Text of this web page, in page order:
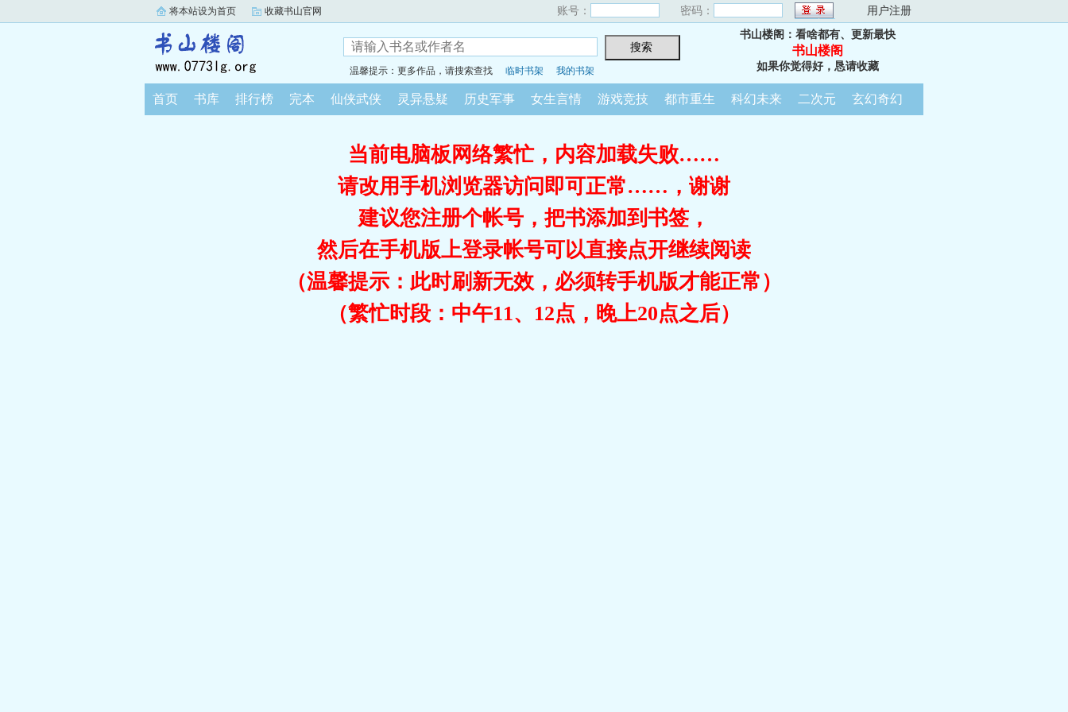
将本站设为首页 收藏书山官网 账号： 密码： 用户注册
温馨提示：更多作品，请搜索查找 临时书架 我的书架
书山楼阁：看啥都有、更新最快
书山楼阁
如果你觉得好，恳请收藏
首页 书库 排行榜 完本 仙侠武侠 灵异悬疑 历史军事 女生言情 游戏竞技 都市重生 科幻未来 二次元 玄幻奇幻
当前电脑板网络繁忙，内容加载失败……
请改用手机浏览器访问即可正常……，谢谢
建议您注册个帐号，把书添加到书签，
然后在手机版上登录帐号可以直接点开继续阅读
（温馨提示：此时刷新无效，必须转手机版才能正常）
（繁忙时段：中午11、12点，晚上20点之后）